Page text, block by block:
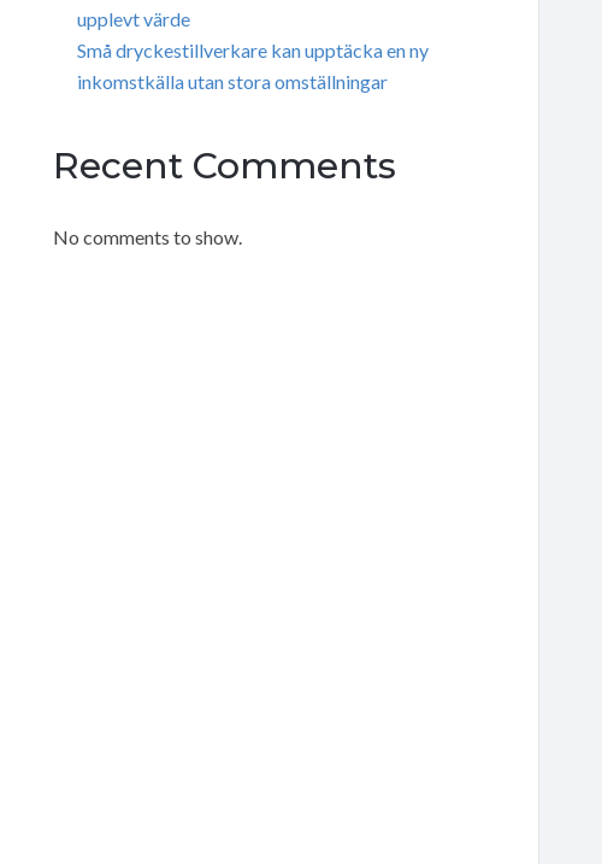
upplevt värde
Små dryckestillverkare kan upptäcka en ny
inkomstkälla utan stora omställningar
Recent Comments
No comments to show.